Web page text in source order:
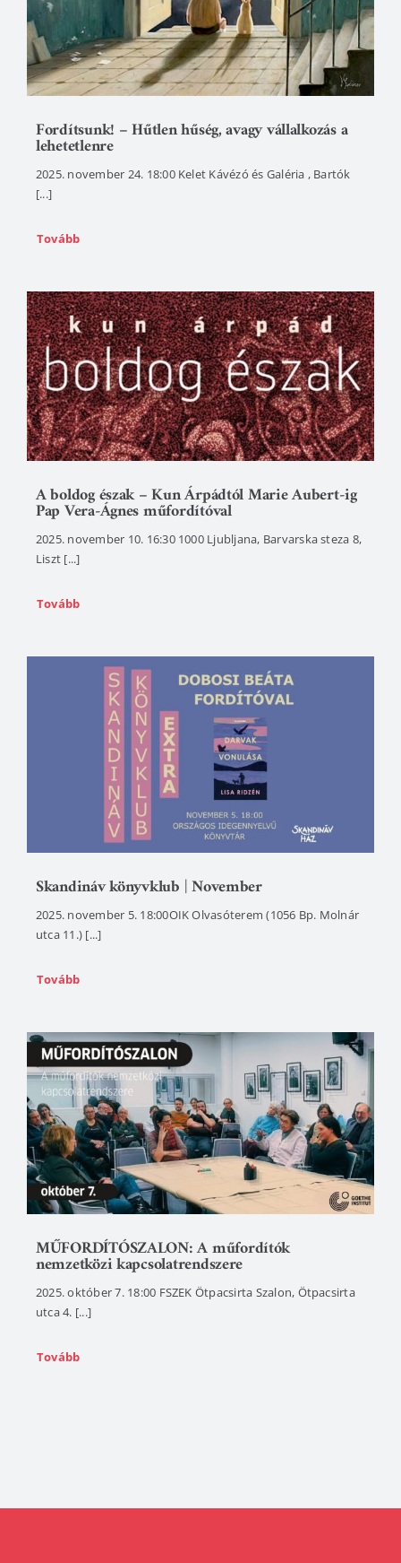
Fordítsunk! – Hűtlen hűség, avagy vállalkozás a
lehetetlenre
2025. november 24. 18:00 Kelet Kávézó és Galéria , Bartók
[...]
Tovább
A boldog észak – Kun Árpádtól Marie Aubert-ig
Pap Vera-Ágnes műfordítóval
2025. november 10. 16:30 1000 Ljubljana, Barvarska steza 8,
Liszt [...]
Tovább
Skandináv könyvklub | November
2025. november 5. 18:00OIK Olvasóterem (1056 Bp. Molnár
utca 11.) [...]
Tovább
MŰFORDÍTÓSZALON: A műfordítók
nemzetközi kapcsolatrendszere
2025. október 7. 18:00 FSZEK Ötpacsirta Szalon, Ötpacsirta
utca 4. [...]
Tovább